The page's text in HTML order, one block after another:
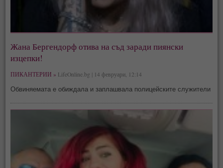
Жана Бергендорф отива на съд заради пиянски
изцепки!
ПИКАНТЕРИИ » LifeOnline.bg | 14 февруари, 12:14
Обвиняемата е обиждала и заплашвала полицейските служители